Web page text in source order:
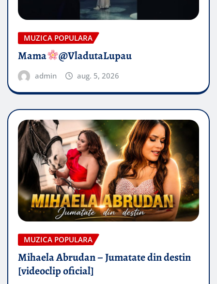
MUZICA POPULARA
Mama @VladutaLupau
admin aug. 5, 2026
MUZICA POPULARA
Mihaela Abrudan – Jumatate din destin
[videoclip oficial]